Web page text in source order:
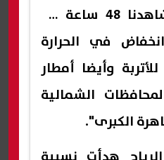
"الحدث اليوم": "شاهدنا 48 ساعة من
في الحرارة
وأيضا أمطار
الشمالية
الكبرى".